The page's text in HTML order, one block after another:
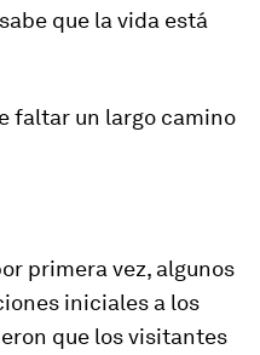
que la vida está
faltar un largo camino
primera vez, algunos
iniciales a los
que los visitantes